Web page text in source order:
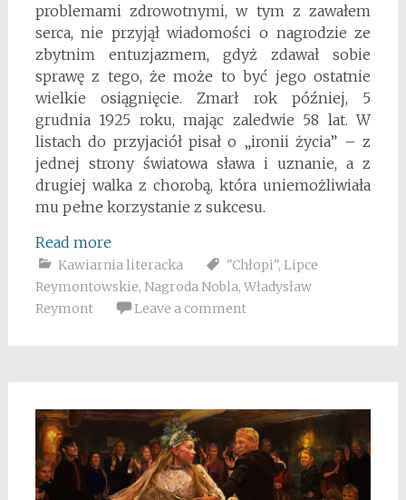
problemami zdrowotnymi, w tym z zawałem
serca, nie przyjął wiadomości o nagrodzie ze
zbytnim entuzjazmem, gdyż zdawał sobie
sprawę z tego, że może to być jego ostatnie
wielkie osiągnięcie. Zmarł rok później, 5
grudnia 1925 roku, mając zaledwie 58 lat. W
listach do przyjaciół pisał o „ironii życia” – z
jednej strony światowa sława i uznanie, a z
drugiej walka z chorobą, która uniemożliwiała
mu pełne korzystanie z sukcesu.
Read more
Kawiarnia literacka "Chłopi", Lipce
Reymontowskie, Nagroda Nobla, Władysław
Reymont
Leave a comment